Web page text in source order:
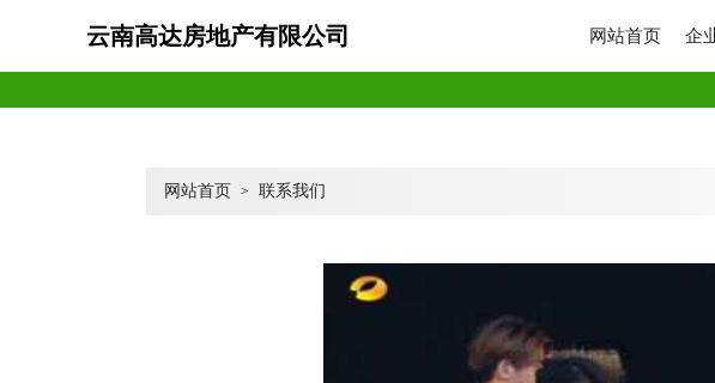
云南高达房地产有限公司 网站首页 企
网站首页 > 联系我们